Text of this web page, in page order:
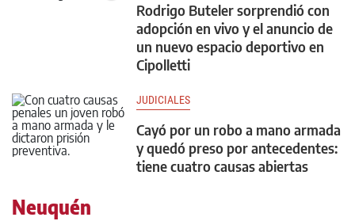
Rodrigo Buteler sorprendió con
adopción en vivo y el anuncio de
un nuevo espacio deportivo en
Cipolletti
JUDICIALES
Cayó por un robo a mano armada
y quedó preso por antecedentes:
tiene cuatro causas abiertas
Neuquén